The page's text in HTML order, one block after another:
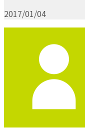
2017/01/04